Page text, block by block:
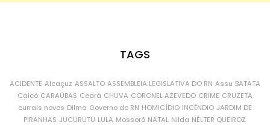
TAGS
ACIDENTE Alcaçuz ASSALTO ASSEMBLEIA LEGISLATIVA DO RN Assu BATATA
Caicó CARAÚBAS Ceará CHUVA CORONEL AZEVEDO CRIME CRUZETA
currais novos Dilma Governo do RN HOMICÍDIO INCÊNDIO JARDIM DE
PIRANHAS JUCURUTU LULA Mossoró NATAL Nilda NÉLTER QUEIROZ